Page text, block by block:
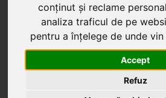
conținut și reclame
analiza traficul de pe
pentru a înțelege de unde
Accept
Refuz